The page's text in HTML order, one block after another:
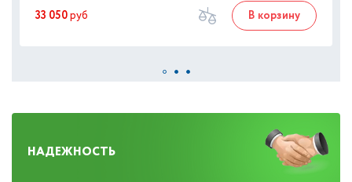
33 050руб В корзину
НАДЕЖНОСТЬ